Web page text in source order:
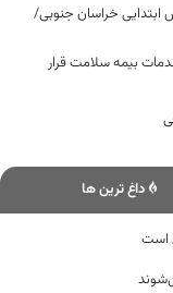
ابتدایی خراسان جنوبی/
بیمه سلامت قرار
داغ ترین ها
است